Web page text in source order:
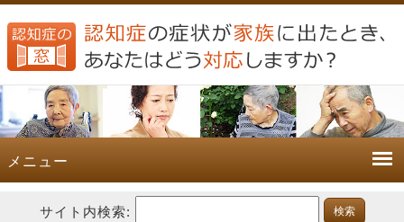
メニュー
サイト内検索: